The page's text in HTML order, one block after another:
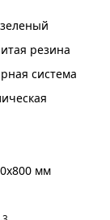
резина
система
мм